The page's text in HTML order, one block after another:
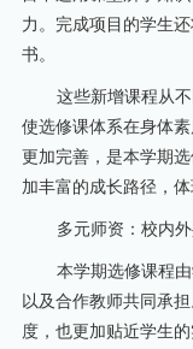
力。完成项目的学生
书。
这些新增课程从
使选修课体系在身体
更加完善，是本学期
加丰富的成长路径，
多元师资：校内
本学期选修课程
以及合作教师共同承
度，也更加贴近学生